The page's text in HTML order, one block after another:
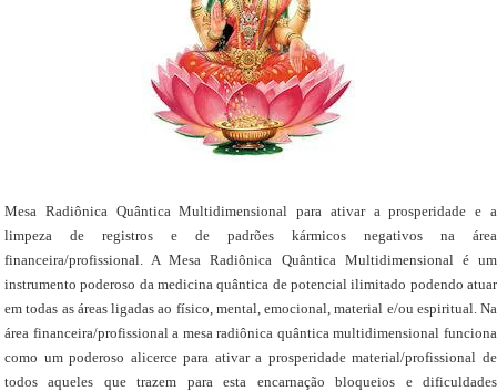
Mesa Radiônica Quântica Multidimensional para ativar a prosperidade e a
limpeza de registros e de padrões kármicos negativos na área
financeira/profissional. A Mesa Radiônica Quântica Multidimensional é um
instrumento poderoso da medicina quântica de potencial ilimitado podendo atuar
em todas as áreas ligadas ao físico, mental, emocional, material e/ou espiritual. Na
área financeira/profissional a mesa radiônica quântica multidimensional funciona
como um poderoso alicerce para ativar a prosperidade material/profissional de
todos aqueles que trazem para esta encarnação bloqueios e dificuldades